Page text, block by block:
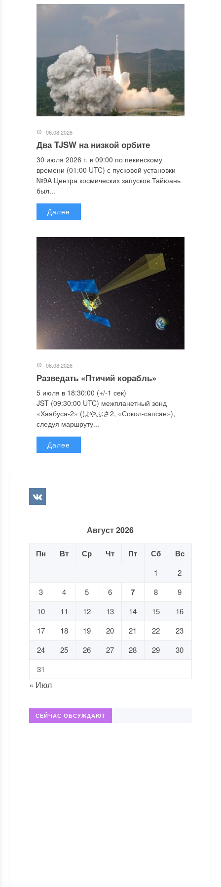
06.08.2026
Два TJSW на низкой орбите
30 июля 2026 г. в 09:00 по пекинскому
времени (01:00 UTC) с пусковой установки
№9A Центра космических запусков Тайюань
был...
Далее
06.08.2026
Разведать «Птичий корабль»
5 июля в 18:30:00 (+/-1 сек)
JST (09:30:00 UTC) межпланетный зонд
«Хаябуса-2» (はやぶさ2, «Сокол-сапсан»),
следуя маршруту...
Далее
Август 2026
Пн Вт Ср Чт Пт Сб Вс
1
2
3
4 5 6 7 8
9
10
11 12 13 14 15
16
17
18 19 20 21 22
23
24
25 26 27 28 29
30
31
« Июл
СЕЙЧАС ОБСУЖДАЮТ